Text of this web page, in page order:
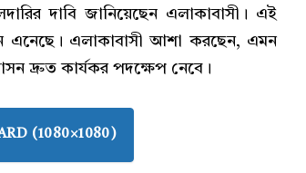
দাবি জানিয়েছেন এলাকাবাসী। এই
এনেছে। এলাকাবাসী আশা করছেন, এমন
দ্রুত কার্যকর পদক্ষেপ নেবে।
(1080×1080)